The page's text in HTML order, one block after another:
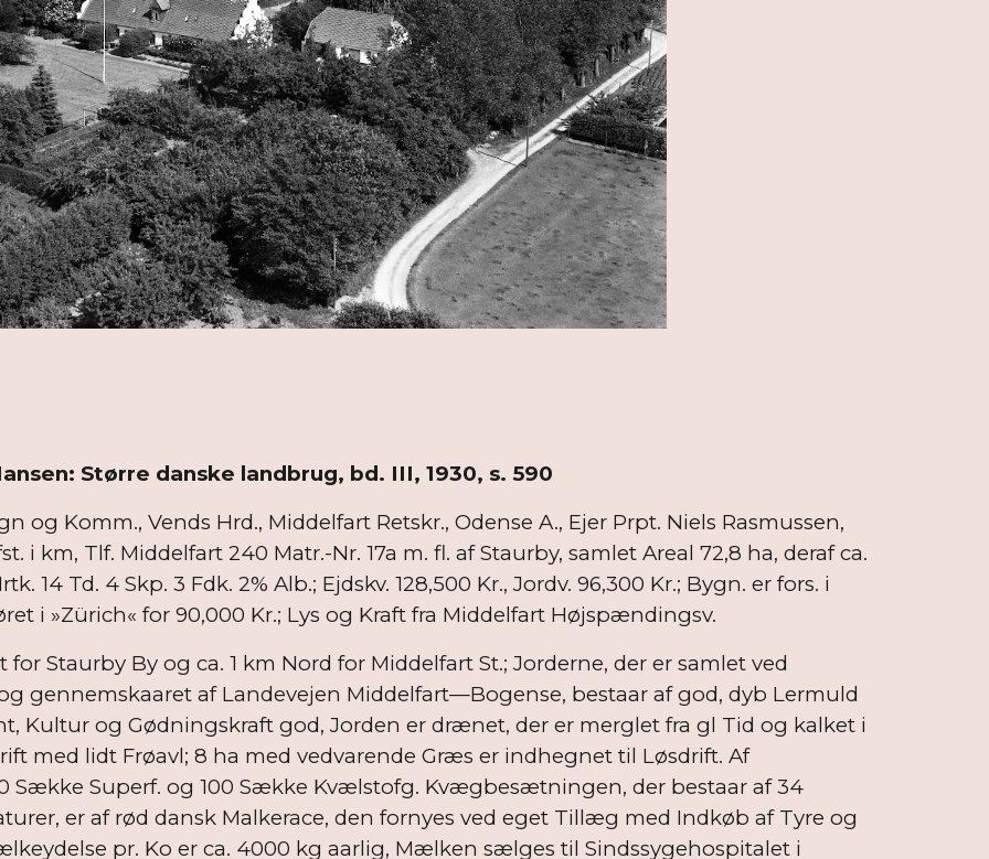
Større danske landbrug, bd. III, 1930, s. 590
og Komm., Vends Hrd., Middelfart Retskr., Odense A., Ejer Prpt. Niels Rasmussen,
i km, Tlf. Middelfart 240 Matr.-Nr. 17a m. fl. af Staurby, samlet Areal 72,8 ha, deraf ca.
14 Td. 4 Skp. 3 Fdk. 2% Alb.; Ejdskv. 128,500 Kr., Jordv. 96,300 Kr.; Bygn. er fors. i
i »Zürich« for 90,000 Kr.; Lys og Kraft fra Middelfart Højspændingsv.
Staurby By og ca. 1 km Nord for Middelfart St.; Jorderne, der er samlet ved
gennemskaaret af Landevejen Middelfart—Bogense, bestaar af god, dyb Lermuld
Kultur og Gødningskraft god, Jorden er drænet, der er merglet fra gl Tid og kalket i
med lidt Frøavl; 8 ha med vedvarende Græs er indhegnet til Løsdrift. Af
Sække Superf. og 100 Sække Kvælstofg. Kvægbesætningen, der bestaar af 34
er af rød dansk Malkerace, den fornyes ved eget Tillæg med Indkøb af Tyre og
pr. Ko er ca. 4000 kg aarlig, Mælken sælges til Sindssygehospitalet i